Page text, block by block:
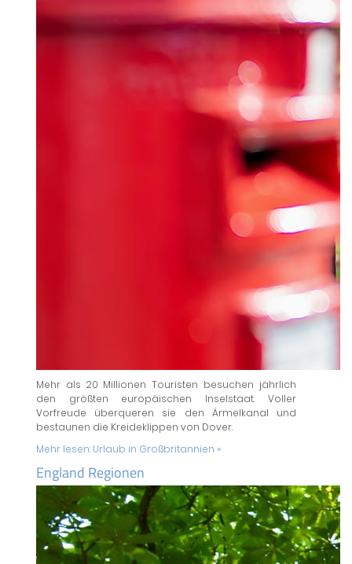
Mehr als 20 Millionen Touristen besuchen jährlich
den größten europäischen Inselstaat. Voller
Vorfreude überqueren sie den Ärmelkanal und
bestaunen die Kreideklippen von Dover.
Mehr lesen: Urlaub in Großbritannien »
England Regionen